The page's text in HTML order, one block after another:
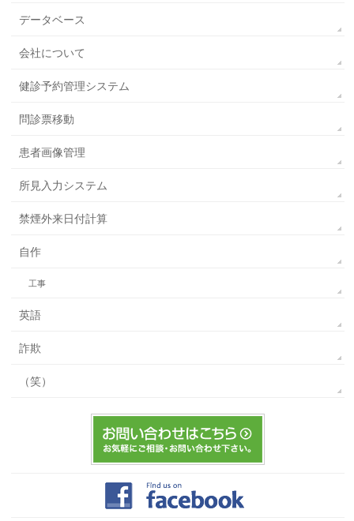
データベース
会社について
健診予約管理システム
問診票移動
患者画像管理
所見入力システム
禁煙外来日付計算
自作
工事
英語
詐欺
（笑）